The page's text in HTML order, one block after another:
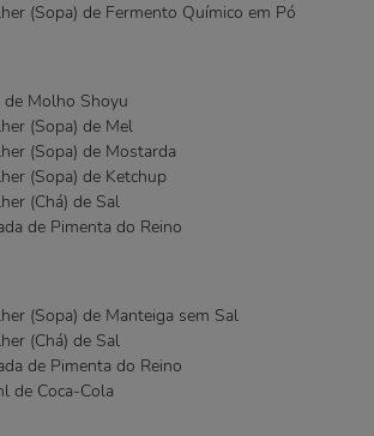
(Sopa) de Fermento Químico em Pó
Molho Shoyu
(Sopa) de Mel
(Sopa) de Mostarda
(Sopa) de Ketchup
(Chá) de Sal
de Pimenta do Reino
(Sopa) de Manteiga sem Sal
(Chá) de Sal
de Pimenta do Reino
de Coca-Cola